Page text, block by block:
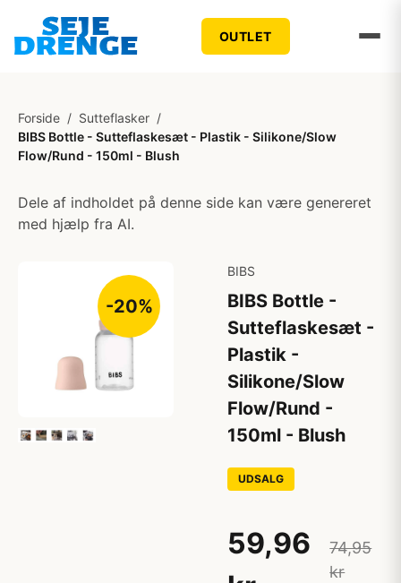
OUTLET
Forside / Sutteflasker /
BIBS Bottle - Sutteflaskesæt - Plastik - Silikone/Slow
Flow/Rund - 150ml - Blush
Dele af indholdet på denne side kan være genereret
med hjælp fra AI.
-20%
BIBS
BIBS Bottle -
Sutteflaskesæt -
Plastik -
Silikone/Slow
Flow/Rund -
150ml - Blush
UDSALG
59,96
74,95
kr